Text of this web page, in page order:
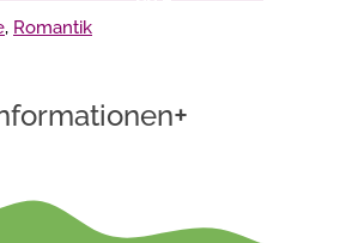
, Romantik
+